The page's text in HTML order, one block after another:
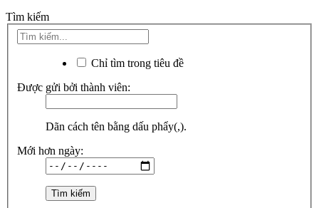
Tìm kiếm
Chỉ tìm trong tiêu đề
Được gửi bởi thành viên:
Dãn cách tên bằng dấu phẩy(,).
Mới hơn ngày: